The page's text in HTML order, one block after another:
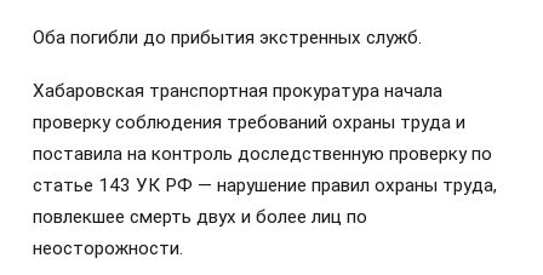
Оба погибли до прибытия экстренных служб.
Хабаровская транспортная прокуратура начала
проверку соблюдения требований охраны труда и
поставила на контроль доследственную проверку по
статье 143 УК РФ — нарушение правил охраны труда,
повлекшее смерть двух и более лиц по
неосторожности.